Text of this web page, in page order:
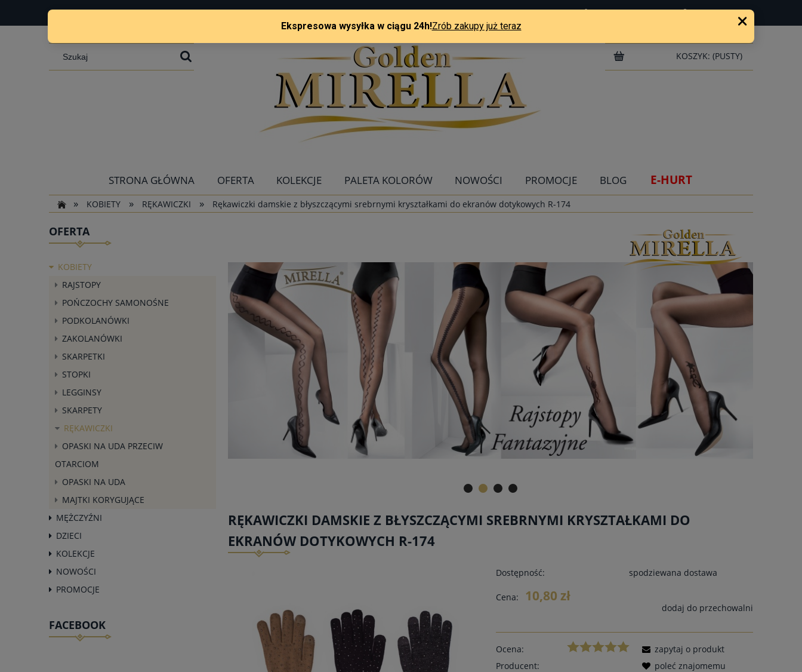
KOSZYK: (PUSTY)
STRONA GŁÓWNA OFERTA KOLEKCJE PALETA KOLORÓW NOWOŚCI PROMOCJE BLOG E-HURT
KONTAKT
» KOBIETY » RĘKAWICZKI » Rękawiczki damskie z błyszczącymi srebrnymi kryształkami do ekranów dotykowych R-174
OFERTA
KOBIETY
RAJSTOPY
POŃCZOCHY SAMONOŚNE
PODKOLANÓWKI
ZAKOLANÓWKI
SKARPETKI
STOPKI
LEGGINSY
SKARPETY
RĘKAWICZKI
OPASKI NA UDA PRZECIW
OTARCIOM
OPASKI NA UDA
MAJTKI KORYGUJĄCE
MĘŻCZYŹNI
DZIECI
KOLEKCJE
NOWOŚCI
PROMOCJE
FACEBOOK
RĘKAWICZKI DAMSKIE Z BŁYSZCZĄCYMI SREBRNYMI KRYSZTAŁKAMI DO
EKRANÓW DOTYKOWYCH R-174
Dostępność: spodziewana dostawa
Cena: 10,80 zł
dodaj do przechowalni
Ocena:
Producent:
zapytaj o produkt
poleć znajomemu